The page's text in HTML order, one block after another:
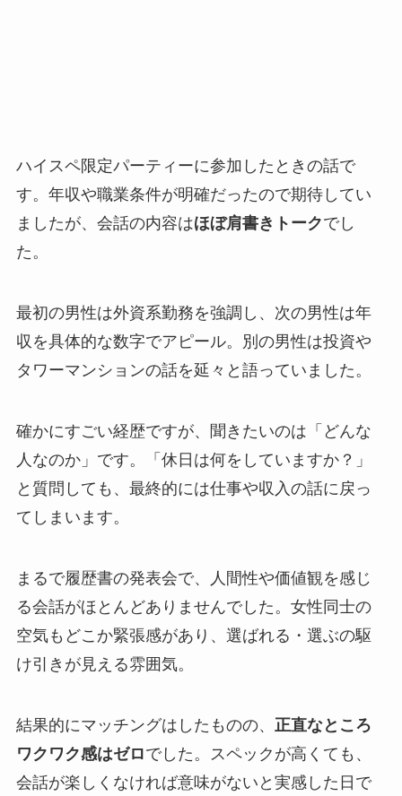
ハイスペ限定パーティーに参加したときの話で
す。年収や職業条件が明確だったので期待してい
ましたが、会話の内容はほぼ肩書きトークでし
た。
最初の男性は外資系勤務を強調し、次の男性は年
収を具体的な数字でアピール。別の男性は投資や
タワーマンションの話を延々と語っていました。
確かにすごい経歴ですが、聞きたいのは「どんな
人なのか」です。「休日は何をしていますか？」
と質問しても、最終的には仕事や収入の話に戻っ
てしまいます。
まるで履歴書の発表会で、人間性や価値観を感じ
る会話がほとんどありませんでした。女性同士の
空気もどこか緊張感があり、選ばれる・選ぶの駆
け引きが見える雰囲気。
結果的にマッチングはしたものの、 正直なところ
ワクワク感はゼロでした。スペックが高くても、
会話が楽しくなければ意味がないと実感した日で